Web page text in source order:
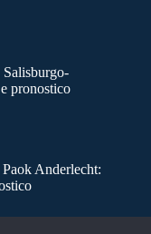
pronostico
Anderlecht: